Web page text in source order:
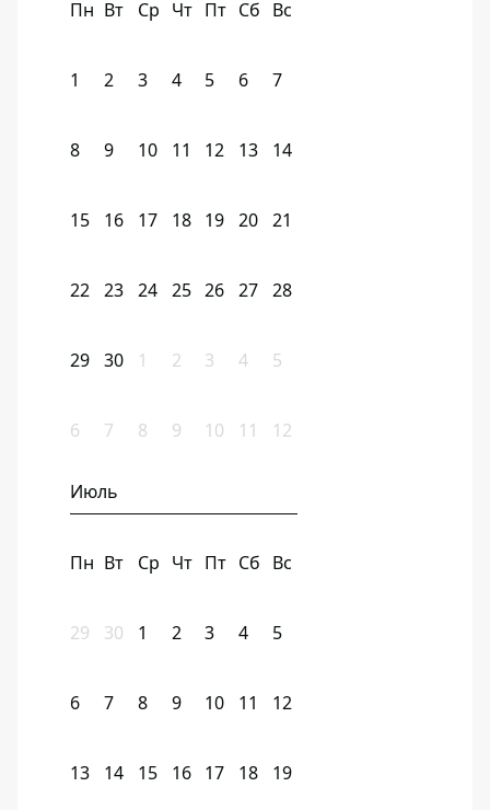
Пн Вт Ср Чт Пт Сб Вс
1 2 3 4 5 6 7
8 9 10 11 12 13 14
15 16 17 18 19 20 21
22 23 24 25 26 27 28
29 30 1 2 3 4 5
6 7 8 9 10 11 12
Июль
Пн Вт Ср Чт Пт Сб Вс
29 30 1 2 3 4 5
6 7 8 9 10 11 12
13 14 15 16 17 18 19